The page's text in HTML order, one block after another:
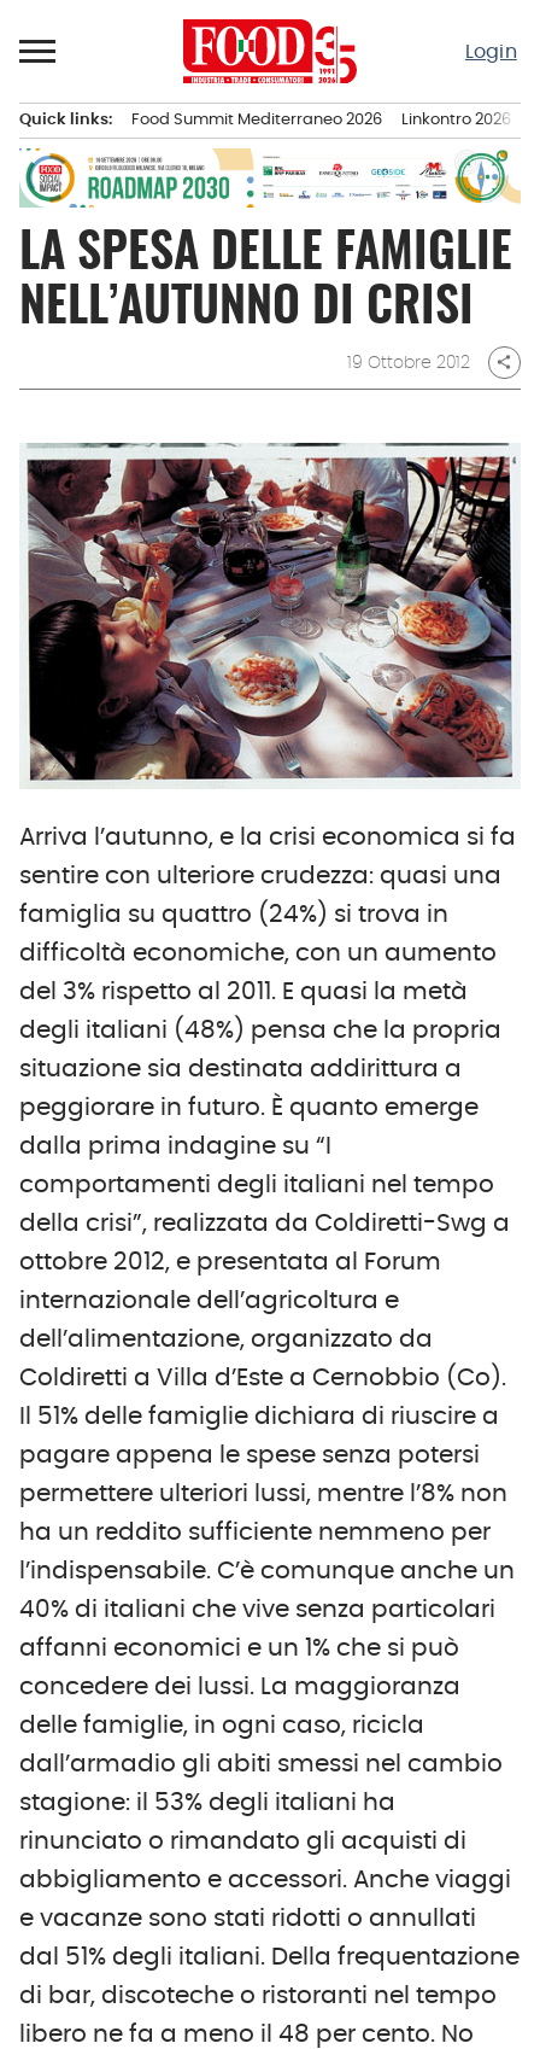
al
Login
principale
Quick links: Food Summit Mediterraneo 2026 Linkontro 2026
LA SPESA DELLE FAMIGLIE
NELL’AUTUNNO DI CRISI
19 Ottobre 2012 share
Arriva l’autunno, e la crisi economica si fa
sentire con ulteriore crudezza: quasi una
famiglia su quattro (24%) si trova in
difficoltà economiche, con un aumento
del 3% rispetto al 2011. E quasi la metà
degli italiani (48%) pensa che la propria
situazione sia destinata addirittura a
peggiorare in futuro. È quanto emerge
dalla prima indagine su “I
comportamenti degli italiani nel tempo
della crisi”, realizzata da Coldiretti-Swg a
ottobre 2012, e presentata al Forum
internazionale dell’agricoltura e
dell’alimentazione, organizzato da
Coldiretti a Villa d’Este a Cernobbio (Co).
Il 51% delle famiglie dichiara di riuscire a
pagare appena le spese senza potersi
permettere ulteriori lussi, mentre l’8% non
ha un reddito sufficiente nemmeno per
l’indispensabile. C’è comunque anche un
40% di italiani che vive senza particolari
affanni economici e un 1% che si può
concedere dei lussi. La maggioranza
delle famiglie, in ogni caso, ricicla
dall’armadio gli abiti smessi nel cambio
stagione: il 53% degli italiani ha
rinunciato o rimandato gli acquisti di
abbigliamento e accessori. Anche viaggi
e vacanze sono stati ridotti o annullati
dal 51% degli italiani. Della frequentazione
di bar, discoteche o ristoranti nel tempo
libero ne fa a meno il 48 per cento. No